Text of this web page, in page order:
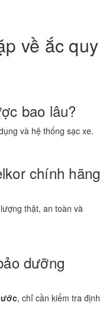
về ắc quy
bao lâu?
và hệ thống sạc xe.
chính hãng
thật, an toàn và
dưỡng
, chỉ cần kiểm tra định